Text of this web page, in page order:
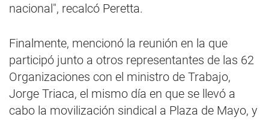
nacional", recalcó Peretta.
Finalmente, mencionó la reunión en la que
participó junto a otros representantes de las 62
Organizaciones con el ministro de Trabajo,
Jorge Triaca, el mismo día en que se llevó a
cabo la movilización sindical a Plaza de Mayo, y